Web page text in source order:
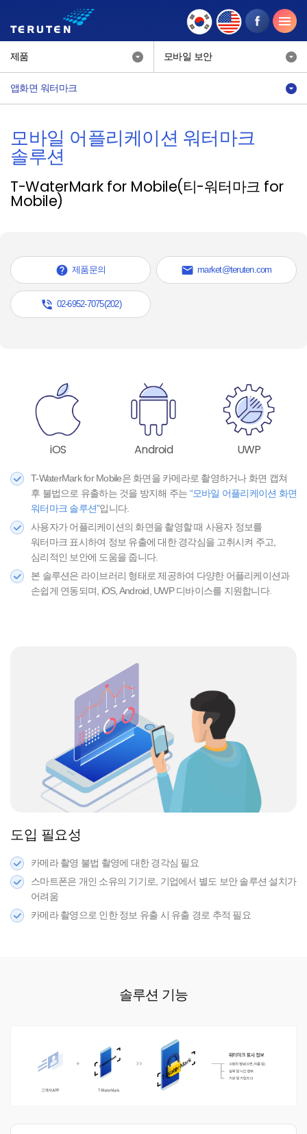
제품 모바일 보안
앱화면 워터마크
모바일 어플리케이션 워터마크
솔루션
T-WaterMark for Mobile(티-워터마크 for
Mobile)
 제품문의  market@teruten.com
 02-6952-7075(202)
iOS Android UWP
T-WaterMark for Mobile은 화면을 카메라로 촬영하거나 화면 캡쳐
후 불법으로 유출하는 것을 방지해 주는 “모바일 어플리케이션 화면
워터마크 솔루션”입니다.
사용자가 어플리케이션의 화면을 촬영할 때 사용자 정보를
워터마크 표시하여 정보 유출에 대한 경각심을 고취시켜 주고,
심리적인 보안에 도움을 줍니다.
본 솔루션은 라이브러리 형태로 제공하여 다양한 어플리케이션과
손쉽게 연동되며, iOS, Android, UWP 디바이스를 지원합니다.
도입 필요성
카메라 촬영 불법 촬영에 대한 경각심 필요
스마트폰은 개인 소유의 기기로, 기업에서 별도 보안 솔루션 설치가
어려움
카메라 촬영으로 인한 정보 유출 시 유출 경로 추적 필요
솔루션 기능